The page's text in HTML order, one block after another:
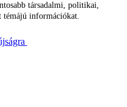
társadalmi, politikai,
témájú információkat.